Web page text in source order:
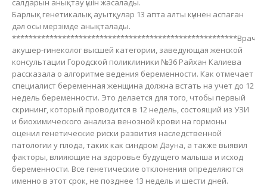
салдарын анықтау үшін жасалады.
Барлық генетикалық ауытқулар 13 апта алты күннен аспаған
дәл осы мерзімде анықталады.
******************************************************Врач
акушер-гинеколог высшей категории, заведующая женской
консультации Городской поликлиники №36 Райхан Калиева
рассказала о алгоритме ведения беременности. Как отмечает
специалист беременная женщина должна встать на учет до 12
недель беременности. Это делается для того, чтобы первый
скрининг, который проводится в 12 недель, состоящий из УЗИ
и биохимического анализа венозной крови на гормоны
оценил генетические риски развития наследственной
патологии у плода, таких как синдром Дауна, а также выявил
факторы, влияющие на здоровье будущего малыша и исход
беременности. Все генетические отклонения определяются
именно в этот срок, не позднее 13 недель и шести дней.